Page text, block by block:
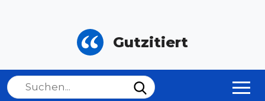
Gutzitiert